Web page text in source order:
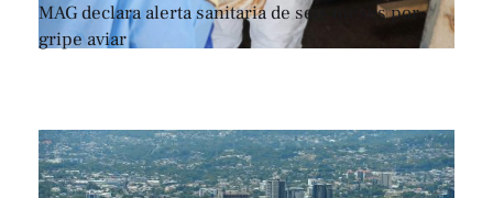
MAG declara alerta sanitaria de seis meses por
gripe aviar